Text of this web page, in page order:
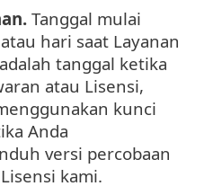
Tanggal mulai
hari saat Layanan
tanggal ketika
atau Lisensi,
kunci
Anda
versi percobaan
kami.